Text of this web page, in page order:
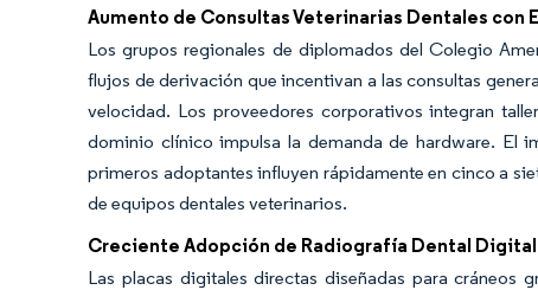
Aumento de Consultas Veterinarias Dentales
Los grupos regionales de diplomados del Colegio
flujos de derivación que incentivan a las consultas
velocidad. Los proveedores corporativos integran
dominio clínico impulsa la demanda de hardware. El
primeros adoptantes influyen rápidamente en cinco a
de equipos dentales veterinarios.
Creciente Adopción de Radiografía Dental
Las placas digitales directas diseñadas para cráneos